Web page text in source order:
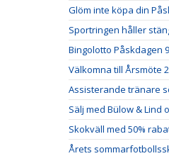
Glöm inte köpa din
Sportringen håller
Bingolotto Påskdagen
Välkomna till Årsmöte
Assisterande tränare
Sälj med Bülow & Lind
Skokväll med 50%
Årets